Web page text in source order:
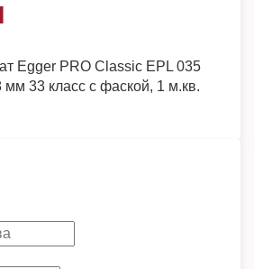
Egger PRO Classic EPL 035
33 класс c фаской, 1 м.кв.